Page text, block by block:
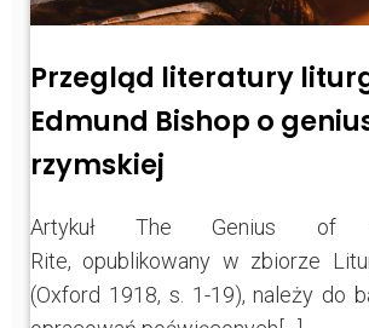
Przegląd literatury
Edmund Bishop o
rzymskiej
Artykuł The Genius of
Rite, opublikowany w zbiorze
(Oxford 1918, s. 1-19), należy do